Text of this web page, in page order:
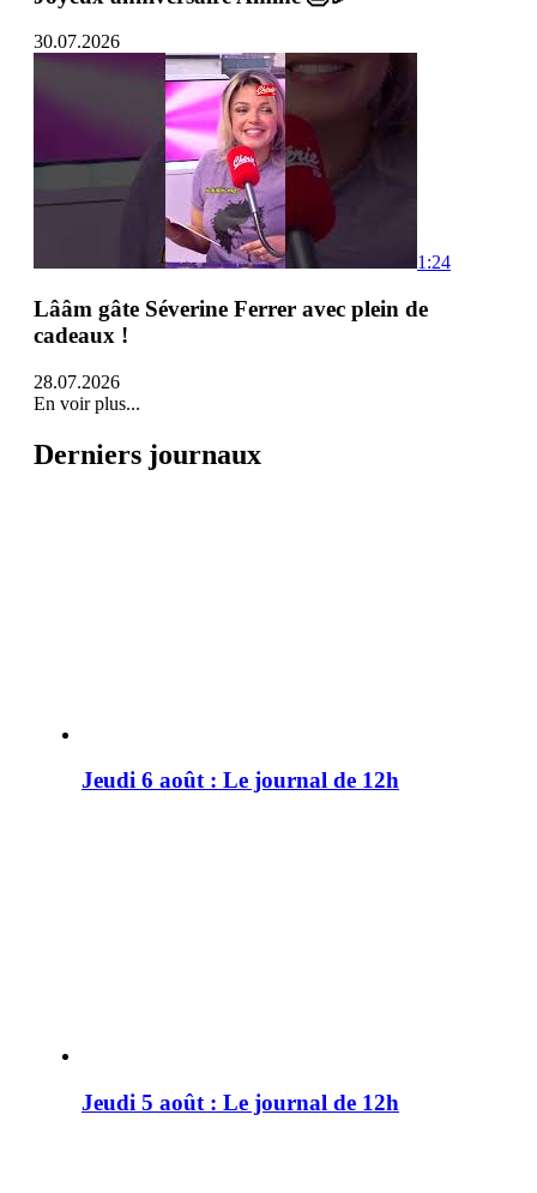
30.07.2026
1:24
Lââm gâte Séverine Ferrer avec plein de
cadeaux !
28.07.2026
En voir plus...
Derniers journaux
Jeudi 6 août : Le journal de 12h
Jeudi 5 août : Le journal de 12h